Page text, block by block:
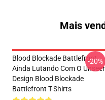
Mais
Blood Blockade Battlefront
Ainda Lutando Com O
Design Blood Blockade
Battlefront T-Shirts
-20%